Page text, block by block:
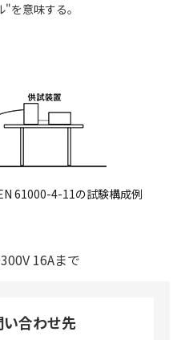
を意味する。
61000-4-11の試験構成例
16Aまで
合わせ先